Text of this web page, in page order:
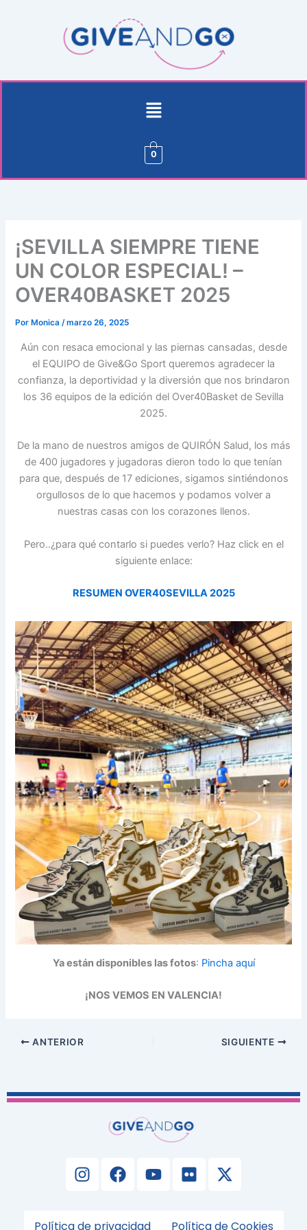
0
Menú
¡SEVILLA SIEMPRE TIENE
UN COLOR ESPECIAL! –
OVER40BASKET 2025
Por Monica/marzo 26, 2025
Aún con resaca emocional y las piernas cansadas, desde
el EQUIPO de Give&Go Sport queremos agradecer la
confianza, la deportividad y la diversión que nos brindaron
los 36 equipos de la edición del Over40Basket de Sevilla
2025.
De la mano de nuestros amigos de QUIRÓN Salud, los más
de 400 jugadores y jugadoras dieron todo lo que tenían
para que, después de 17 ediciones, sigamos sintiéndonos
orgullosos de lo que hacemos y podamos volver a
nuestras casas con los corazones llenos.
Pero..¿para qué contarlo si puedes verlo? Haz click en el
siguiente enlace:
RESUMEN OVER40SEVILLA 2025
Ya están disponibles las fotos: Pincha aquí
¡NOS VEMOS EN VALENCIA!
ANTERIOR SIGUIENTE
I
n
F
a
Y
o
F
l
X
-
Política de privacidad Política de Cookies